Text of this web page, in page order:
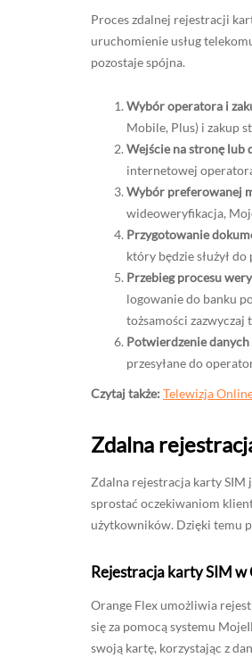
Proces zdalnej rejestracji
uruchomienie usług
pozostaje spójna.
Wybór operatora i
Mobile, Plus) i zakup
Wejście na stronę lub
internetowej
Wybór preferowanej
wideoweryfikacja,
Przygotowanie
który będzie służył
Przebieg procesu
logowanie do banku
tożsamości
Potwierdzenie
przesyłane do
Czytaj także: Telewizja
Zdalna
Zdalna rejestracja karty SIM
sprostać oczekiwaniom
użytkowników. Dzięki temu
Rejestracja karty SIM w
Orange Flex umożliwia
się za pomocą systemu
swoją kartę, korzystając z